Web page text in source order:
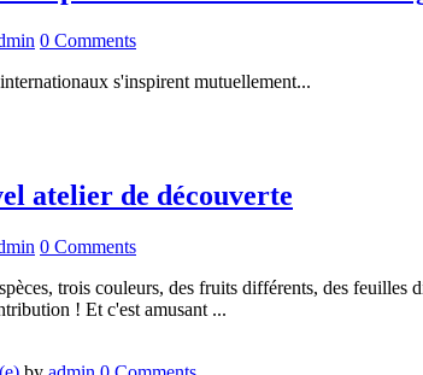
0 Comments
s'inspirent mutuellement...
atelier de découverte
0 Comments
trois couleurs, des fruits différents, des
! Et c'est amusant ...